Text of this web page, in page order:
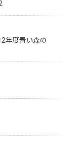
年度青い森の